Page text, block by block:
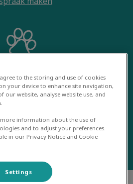
inschrijven
to the storing and use of cookies
your device to enhance site navigation,
website, analyse website use, and
more information about the use of
and to adjust your preferences.
in our Privacy Notice and Cookie
Settings